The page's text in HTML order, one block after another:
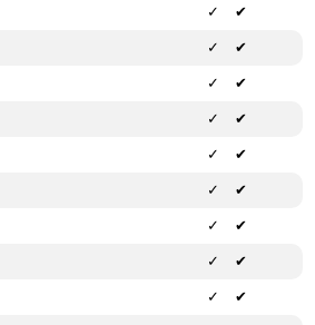
✔
✔
✔
✔
✔
✔
✔
✔
✔